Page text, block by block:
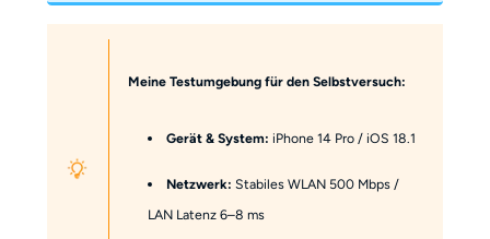
Meine Testumgebung für den Selbstversuch:
Gerät & System: iPhone 14 Pro / iOS 18.1
Netzwerk: Stabiles WLAN 500 Mbps /
LAN Latenz 6–8 ms